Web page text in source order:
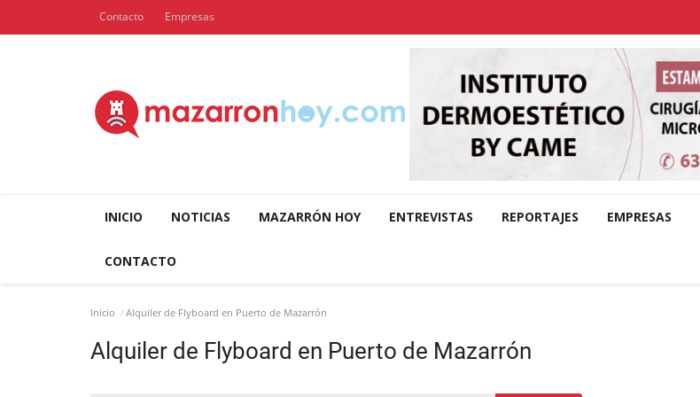
Contacto Empresas
INICIO NOTICIAS MAZARRÓN HOY ENTREVISTAS REPORTAJES EMPRESAS
CONTACTO
Inicio Alquiler de Flyboard en Puerto de Mazarrón
Alquiler de Flyboard en Puerto de Mazarrón